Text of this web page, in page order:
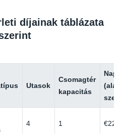
díjainak táblázata
Utasok
Csomagtér
kapacitás
Napi
4 1 €22